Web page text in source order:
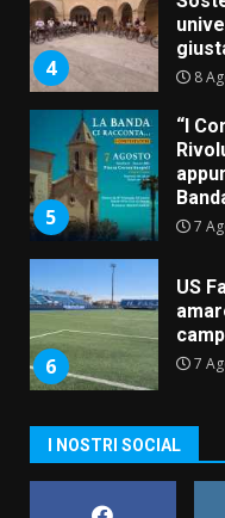
4 8
5
“I
7
6
US
7
I NOSTRI SOCIAL